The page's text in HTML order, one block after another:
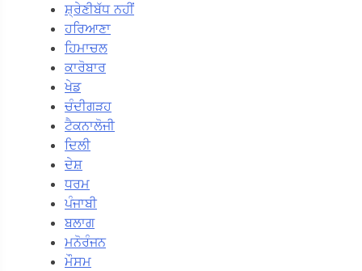
ਸ਼੍ਰੇਣੀਬੱਧ ਨਹੀਂ
ਹਰਿਆਣਾ
ਹਿਮਾਚਲ
ਕਾਰੋਬਾਰ
ਖੇਡ
ਚੰਦੀਗੜਹ
ਟੈਕਨਾਲੋਜੀ
ਦਿਲੀ
ਦੇਸ਼
ਧਰਮ
ਪੰਜਾਬੀ
ਬਲਾਗ
ਮਨੋਰੰਜਨ
ਮੌਸਮ